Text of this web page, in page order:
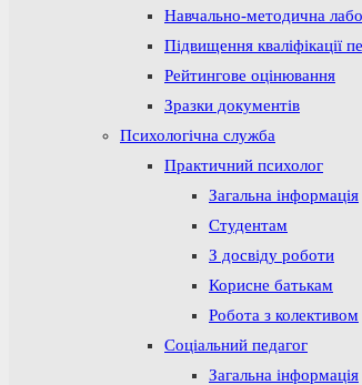
Навчально-методична
Підвищення кваліфікації
Рейтингове оцінювання
Зразки документів
Психологічна служба
Практичний психолог
Загальна інформація
Студентам
З досвіду роботи
Корисне батькам
Робота з колективом
Соціальний педагог
Загальна інформація